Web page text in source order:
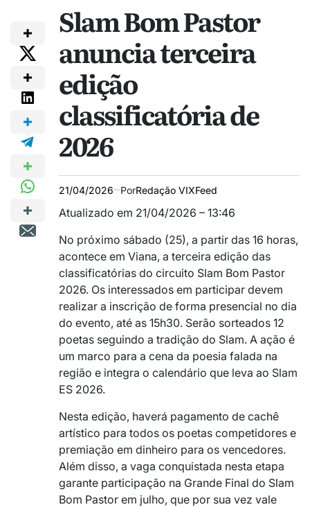
Slam Bom Pastor
anuncia terceira
edição
classificatória de
2026
21/04/2026 PorRedação VIXFeed
Atualizado em 21/04/2026 – 13:46
No próximo sábado (25), a partir das 16 horas,
acontece em Viana, a terceira edição das
classificatórias do circuito Slam Bom Pastor
2026. Os interessados em participar devem
realizar a inscrição de forma presencial no dia
do evento, até as 15h30. Serão sorteados 12
poetas seguindo a tradição do Slam. A ação é
um marco para a cena da poesia falada na
região e integra o calendário que leva ao Slam
ES 2026.
Nesta edição, haverá pagamento de cachê
artístico para todos os poetas competidores e
premiação em dinheiro para os vencedores.
Além disso, a vaga conquistada nesta etapa
garante participação na Grande Final do Slam
Bom Pastor em julho, que por sua vez vale